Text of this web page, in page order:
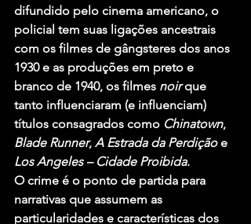
difundido pelo cinema americano, o
policial tem suas ligações ancestrais
com os filmes de gângsteres dos anos
1930 e as produções em preto e
branco de 1940, os filmes noir que
tanto influenciaram (e influenciam)
títulos consagrados como Chinatown,
Blade Runner, A Estrada da Perdição e
Los Angeles – Cidade Proibida.
O crime é o ponto de partida para
narrativas que assumem as
particularidades e características dos